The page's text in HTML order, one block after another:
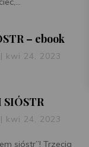
– ebook
| kwi 24, 2023
SIÓSTR
| kwi 24, 2023
sióstr”! Trzecia